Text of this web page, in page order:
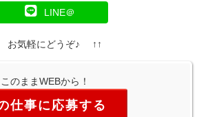
LINE＠
お気軽にどうぞ♪ ↑↑
このままWEBから！
仕事に応募する